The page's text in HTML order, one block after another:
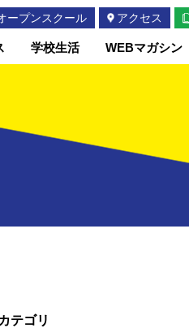
学校生活 WEBマガシン
ープンスクール アクセス
カテゴリ